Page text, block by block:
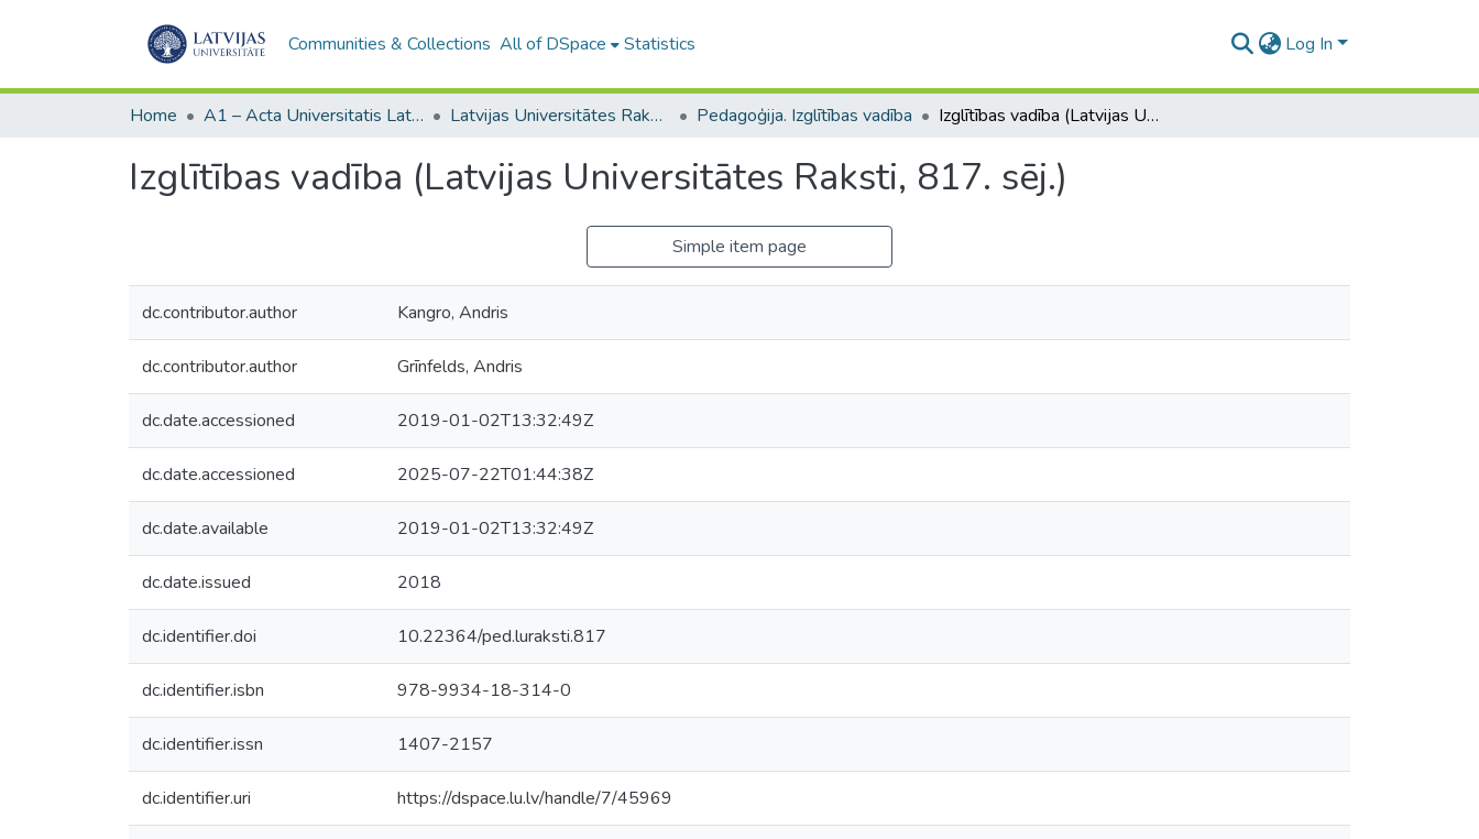
Communities & Collections All of DSpace Statistics Log In
Home A1 – Acta Universitatis Latviensis / Universitātes raksti / Scientific papers Latvijas Universitātes Raksti (1949– ) Pedagoģija. Izglītības vadība Izglītības vadība (Latvijas Universitātes Raksti, 817. sēj.)
Izglītības vadība (Latvijas Universitātes Raksti, 817. sēj.)
Simple item page
dc.contributor.author Kangro, Andris
dc.contributor.author Grīnfelds, Andris
dc.date.accessioned 2019-01-02T13:32:49Z
dc.date.accessioned 2025-07-22T01:44:38Z
dc.date.available 2019-01-02T13:32:49Z
dc.date.issued 2018
dc.identifier.doi 10.22364/ped.luraksti.817
dc.identifier.isbn 978-9934-18-314-0
dc.identifier.issn 1407-2157
dc.identifier.uri https://dspace.lu.lv/handle/7/45969